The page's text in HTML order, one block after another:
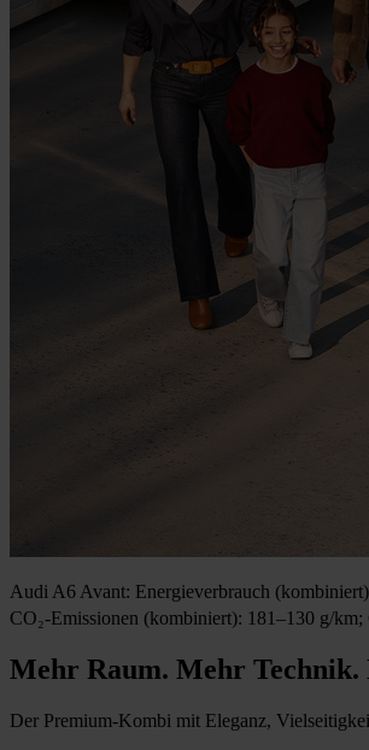
Audi A6 Avant: Energieverbrauch
CO₂-Emissionen (kombiniert): 181–130 g/km;
Mehr Raum. Mehr Technik.
Der Premium-Kombi mit Eleganz,